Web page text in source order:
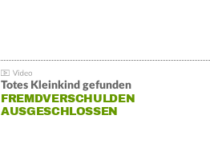
Totes Kleinkind gefunden
FREMDVERSCHULDEN
AUSGESCHLOSSEN